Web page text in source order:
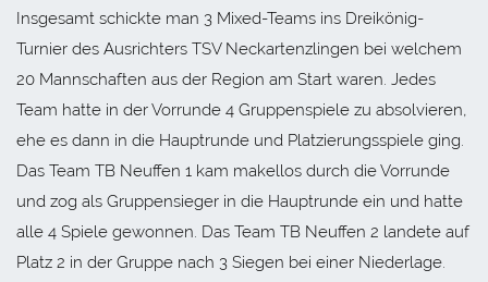
Insgesamt schickte man 3 Mixed-Teams ins Dreikönig-
Turnier des Ausrichters TSV Neckartenzlingen bei welchem
20 Mannschaften aus der Region am Start waren. Jedes
Team hatte in der Vorrunde 4 Gruppenspiele zu absolvieren,
ehe es dann in die Hauptrunde und Platzierungsspiele ging.
Das Team TB Neuffen 1 kam makellos durch die Vorrunde
und zog als Gruppensieger in die Hauptrunde ein und hatte
alle 4 Spiele gewonnen. Das Team TB Neuffen 2 landete auf
Platz 2 in der Gruppe nach 3 Siegen bei einer Niederlage.